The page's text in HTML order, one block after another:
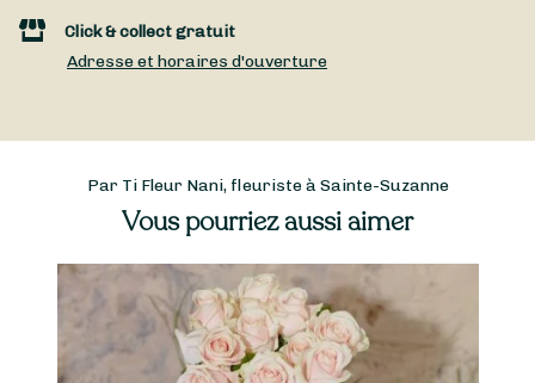
Click & collect gratuit
Adresse et horaires d'ouverture
Par Ti Fleur Nani, fleuriste à Sainte-Suzanne
Vous pourriez aussi aimer